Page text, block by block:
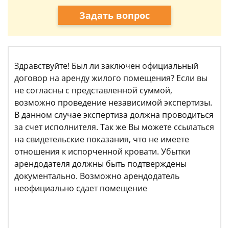
Задать вопрос
Здравствуйте! Был ли заключен официальный
договор на аренду жилого помещения? Если вы
не согласны с представленной суммой,
возможно проведение независимой экспертизы.
В данном случае экспертиза должна проводиться
за счет исполнителя. Так же Вы можете ссылаться
на свидетельские показания, что не имеете
отношения к испорченной кровати. Убытки
арендодателя должны быть подтверждены
документально. Возможно арендодатель
неофициально сдает помещение